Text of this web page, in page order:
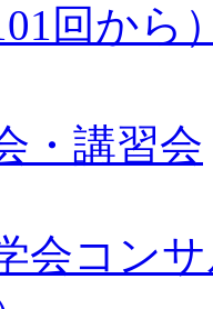
回から
・講習会
会コン